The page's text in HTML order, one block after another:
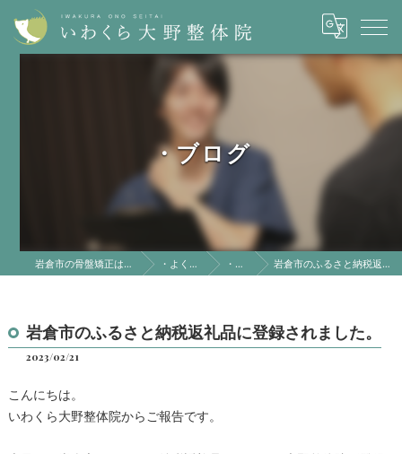
・ブログ
岩倉市の骨盤矯正はいわくら大野整体院 ・よくある質問 ・ブログ 岩倉市のふるさと納税返礼品に登録されました。
岩倉市のふるさと納税返礼品に登録されました。
2023/02/21
こんにちは。
いわくら大野整体院からご報告です。